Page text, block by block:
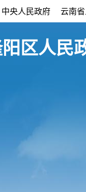
中央人民政府 云南
阳区人民